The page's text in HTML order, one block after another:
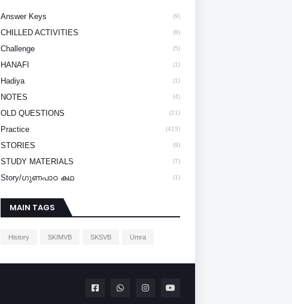
Answer Keys (9)
CHILLED ACTIVITIES (8)
Challenge (5)
HANAFI (1)
Hadiya (1)
NOTES (4)
OLD QUESTIONS (21)
Practice (415)
STORIES (9)
STUDY MATERIALS (7)
Story/ഗുണപാഠ കഥ (1)
MAIN TAGS
History SKIMVB SKSVB Umra